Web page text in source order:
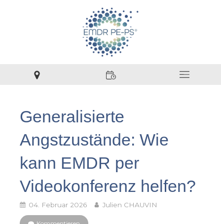
Generalisierte
Angstzustände: Wie
kann EMDR per
Videokonferenz helfen?
04. Februar 2026 Julien CHAUVIN